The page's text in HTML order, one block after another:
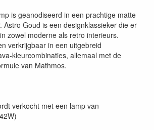
is geanodiseerd in een prachtige matte
Astro Goud is een designklassieker die er
zowel moderne als retro interieurs.
verkrijgbaar in een uitgebreid
kleurcombinaties, allemaal met de
van Mathmos.
verkocht met een lamp van